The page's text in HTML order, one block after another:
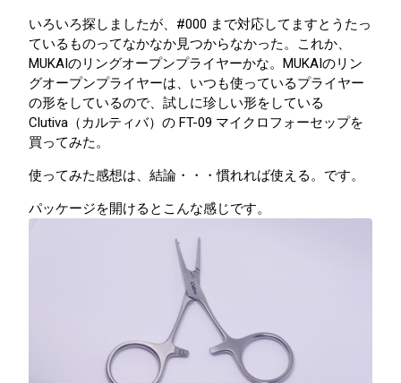
いろいろ探しましたが、#000 まで対応してますとうたっ
ているものってなかなか見つからなかった。これか、
MUKAIのリングオープンプライヤーかな。MUKAIのリン
グオープンプライヤーは、いつも使っているプライヤー
の形をしているので、試しに珍しい形をしている
Clutiva（カルティバ）の FT-09 マイクロフォーセップを
買ってみた。
使ってみた感想は、結論・・・慣れれば使える。です。
パッケージを開けるとこんな感じです。